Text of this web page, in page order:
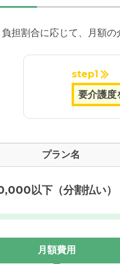
担割合に応じて、月額の
step1
プラン名
以下（分割払い）
月額費用